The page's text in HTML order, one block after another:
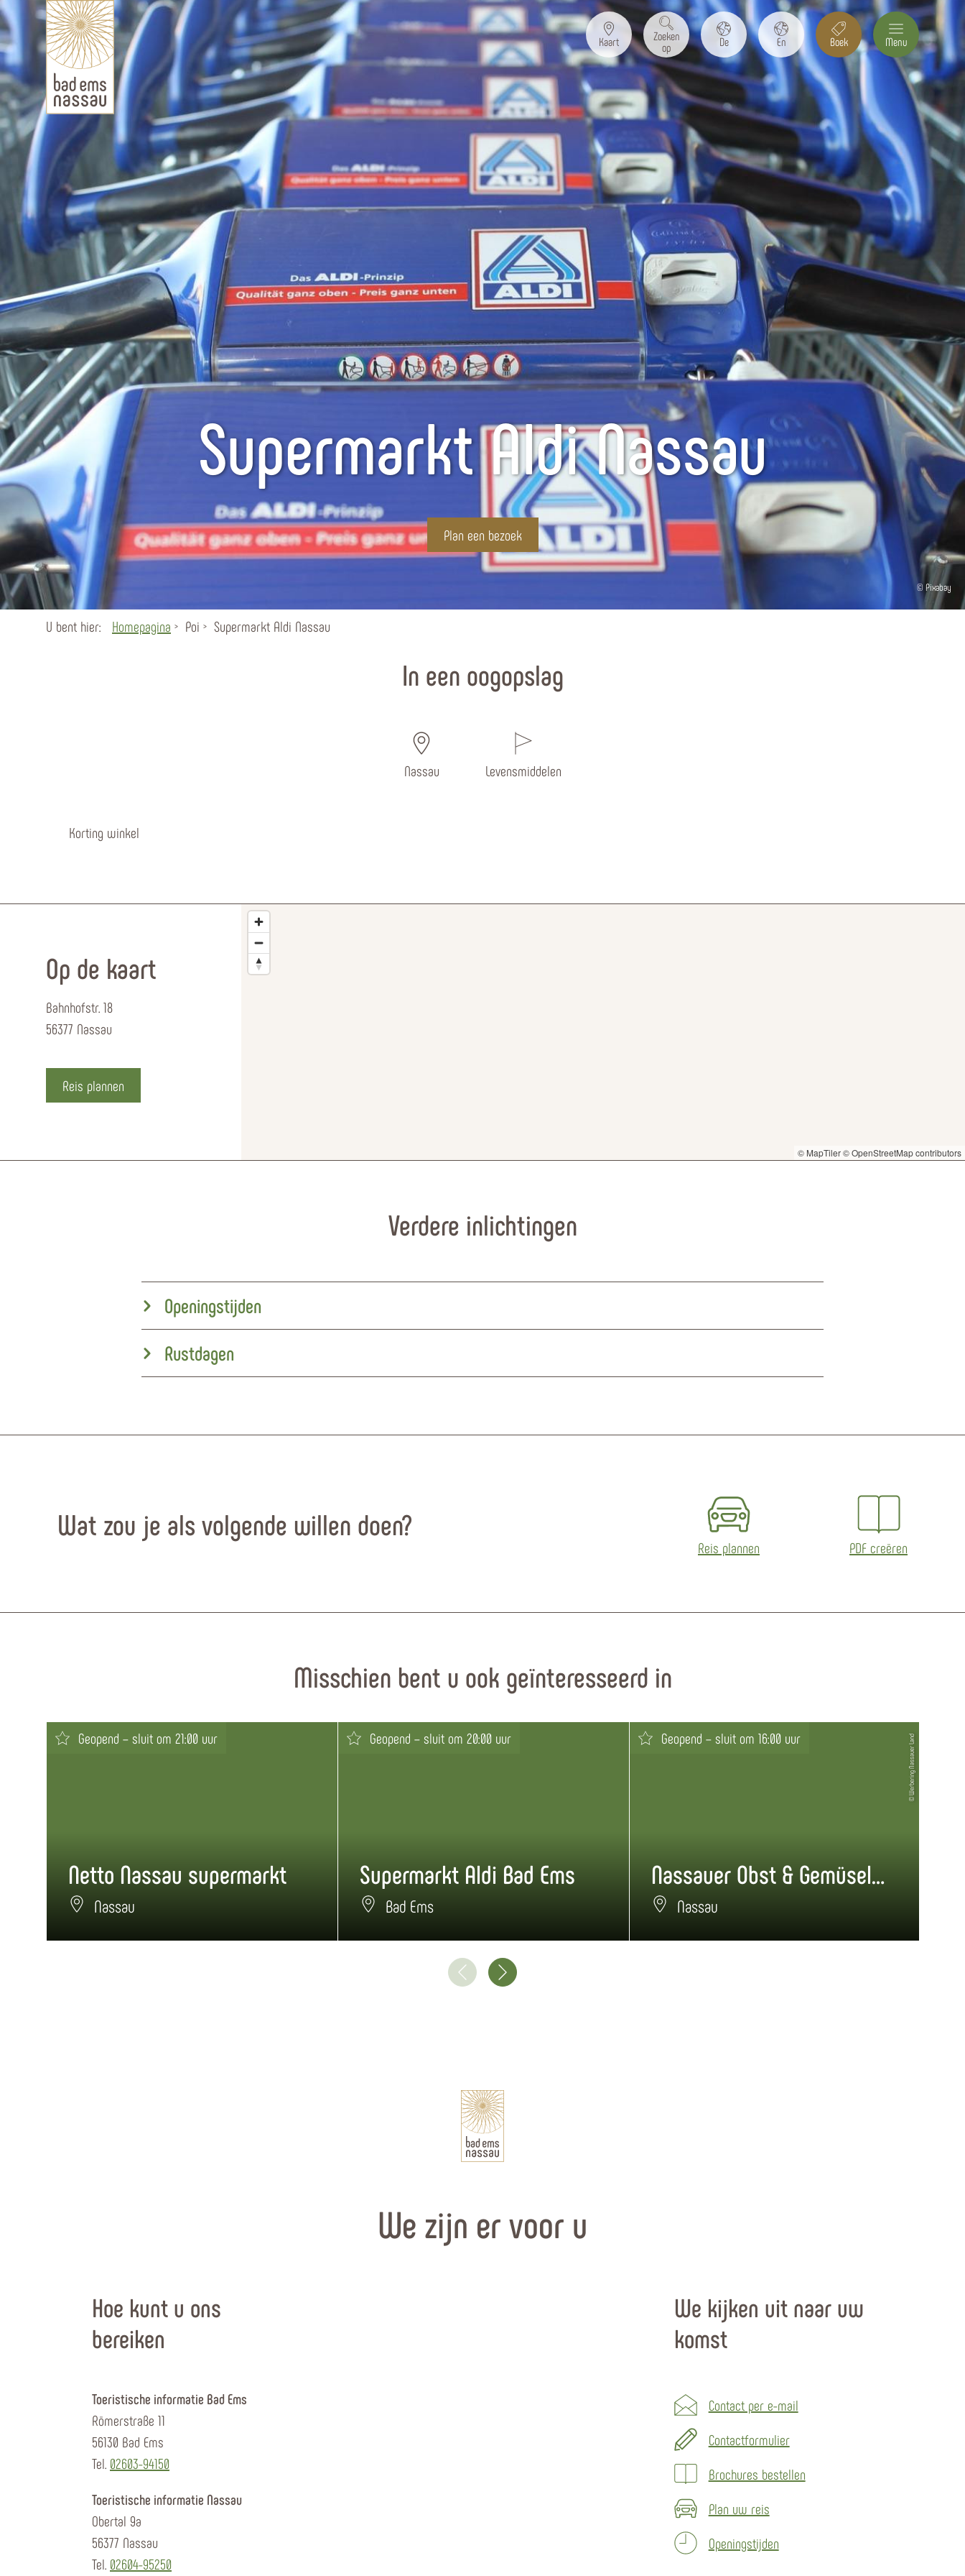
Kaart
Zoeken
op
De En Boek Menu
© Pixabay
Supermarkt Aldi Nassau
Plan een bezoek
U bent hier: Homepagina Poi Supermarkt Aldi Nassau
In een oogopslag
Nassau Levensmiddelen
Korting winkel
Op de kaart
Bahnhofstr. 18
56377 Nassau
Reis plannen
© MapTiler© OpenStreetMap contributors
Verdere inlichtingen
Openingstijden
Rustdagen
Wat zou je als volgende willen doen?
Reis plannen PDF creëren
Misschien bent u ook geïnteresseerd in
Geopend – sluit om 21:00 uur
Netto Nassau supermarkt
Nassau
Geopend – sluit om 20:00 uur
Supermarkt Aldi Bad Ems
Bad Ems
© Werbering Nassauer Land
Geopend – sluit om 16:00 uur
Nassauer Obst & Gemüselädchen
Nassau
We zijn er voor u
Hoe kunt u ons
bereiken
Toeristische informatie Bad Ems
Römerstraße 11
56130 Bad Ems
Tel. 02603-94150
Toeristische informatie Nassau
Obertal 9a
56377 Nassau
Tel. 02604-95250
We kijken uit naar uw
komst
Contact per e-mail
Contactformulier
Brochures bestellen
Plan uw reis
Openingstijden